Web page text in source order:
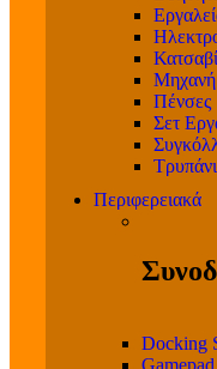
Πένσες
Σετ
Περιφερειακά
Docking